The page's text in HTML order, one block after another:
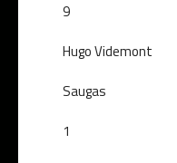
9
Hugo Videmont
Saugas
1